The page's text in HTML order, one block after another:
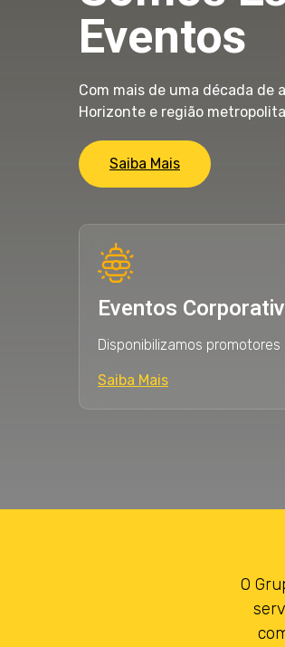
Eventos
Com mais de uma década de
Horizonte e região
Saiba Mais
Eventos
Disponibilizamos
Saiba Mais
O